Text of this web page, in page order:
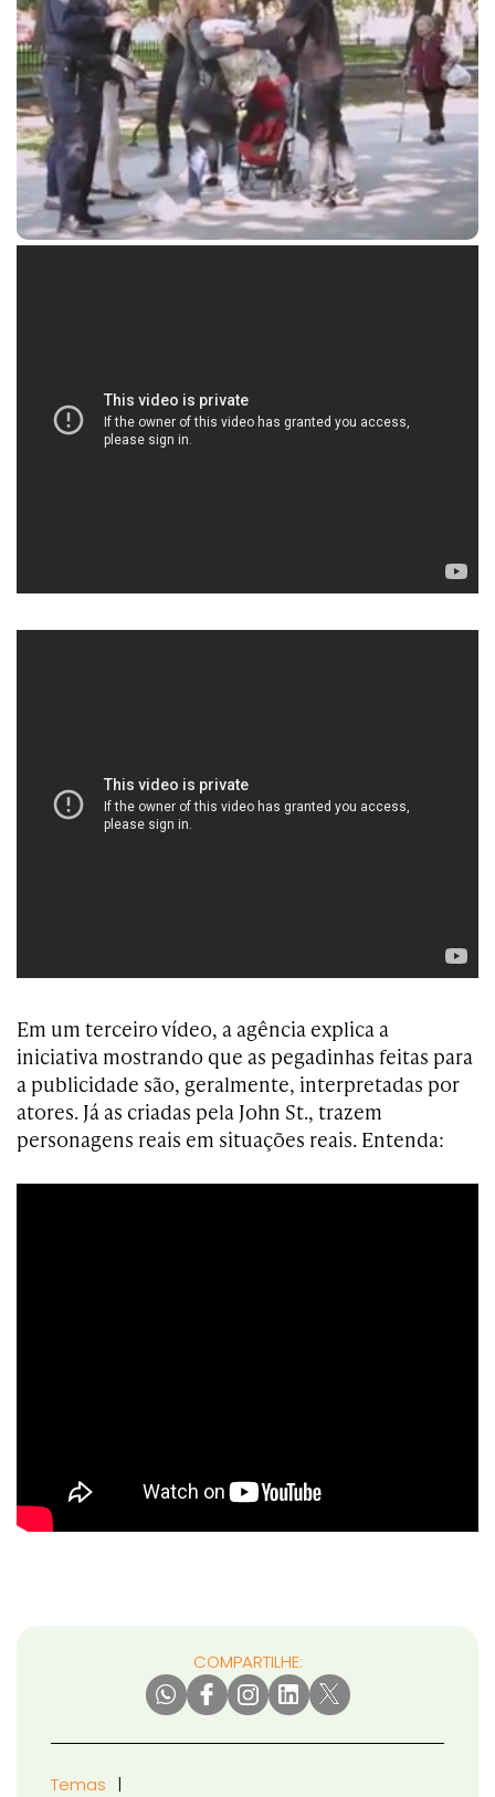
Em um terceiro vídeo, a agência explica a
iniciativa mostrando que as pegadinhas feitas para
a publicidade são, geralmente, interpretadas por
atores. Já as criadas pela John St., trazem
personagens reais em situações reais. Entenda:
COMPARTILHE:
Temas